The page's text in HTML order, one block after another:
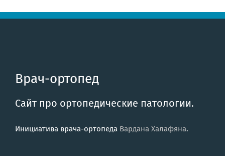
Врач-ортопед
Сайт про ортопедические патологии.
Инициатива врача-ортопеда Вардана Халафяна.